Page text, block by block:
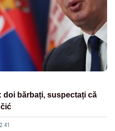
doi bărbați, suspectați că